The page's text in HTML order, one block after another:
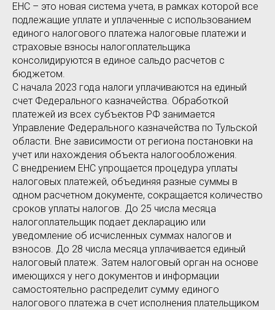
ЕНС – это новая система учета, в рамках которой все
подлежащие уплате и уплаченные с использованием
единого налогового платежа налоговые платежи и
страховые взносы налогоплательщика
консолидируются в единое сальдо расчетов с
бюджетом.
C начала 2023 года налоги уплачиваются на единый
счет Федерального казначейства. Обработкой
платежей из всех субъектов РФ занимается
Управление Федерального казначейства по Тульской
области. Вне зависимости от региона постановки на
учет или нахождения объекта налогообложения.
С внедрением ЕНС упрощается процедура уплаты
налоговых платежей, объединяя разные суммы в
одном расчетном документе, сокращается количество
сроков уплаты налогов. До 25 числа месяца
налогоплательщик подает декларацию или
уведомление об исчисленных суммах налогов и
взносов. До 28 числа месяца уплачивается единый
налоговый платеж. Затем налоговый орган на основе
имеющихся у него документов и информации
самостоятельно распределит сумму единого
налогового платежа в счет исполнения плательщиком